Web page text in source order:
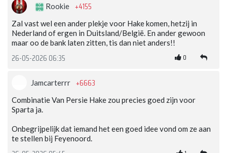
Rookie +4155
Zal vast wel een ander plekje voor Hake komen, hetzij in
Nederland of ergen in Duitsland/België. En ander gewoon
maar oo de bank laten zitten, tis dan niet anders!!
26-05-2026 06:35 0
Jamcarterrr +6663
Combinatie Van Persie Hake zou precies goed zijn voor
Sparta ja.
Onbegrijpelijk dat iemand het een goed idee vond om ze aan
te stellen bij Feyenoord.